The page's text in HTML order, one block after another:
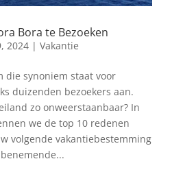
Bora te Bezoeken
2024| Vakantie
die synoniem staat voor
duizenden bezoekers aan.
zo onweerstaanbaar? In
we de top 10 redenen
volgende vakantiebestemming